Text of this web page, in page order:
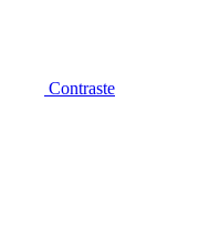
Contraste